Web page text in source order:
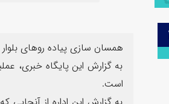
همسان سازی پیاده روهای
به گزارش این پایگاه خبری،
است.